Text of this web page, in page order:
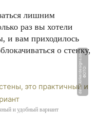
лишним
раз вы хотели
и вам приходилось
о стенку,
Ф
О
Т
О:
d
a
w
n
ki
r
k
e
r
d
e
si
g
n
s.
c
o
m
и удобный вариант